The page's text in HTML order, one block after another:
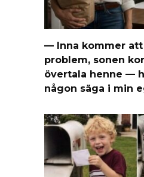
— Inna kommer
problem, sonen
övertala henne —
någon säga i min